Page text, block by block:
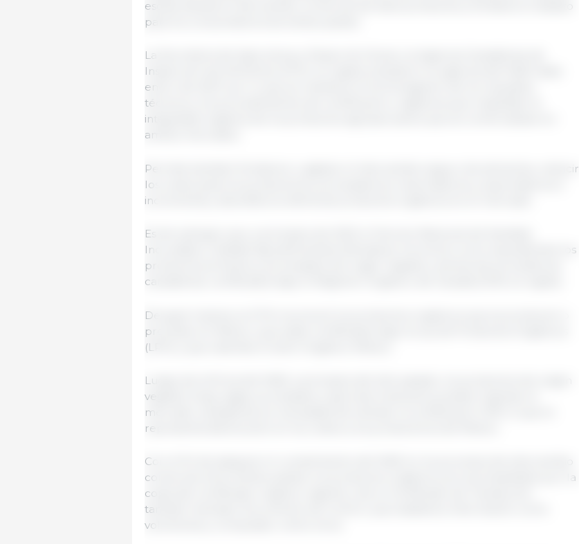
escala, facilita el intercambio comercial de estos productos y fortalece el abasto
para los consumidores de ambos países.
La Secretaría de Agricultura y Desarrollo Rural y la Agencia Canadiense de
Inspección de Alimentos (CFIA, en inglés) ampliaron la vigencia del MdE hasta
enero de 2027, por lo que se mantiene la homologación de los requisitos
técnicos y los procedimientos de certificación y vigilancia que respaldan la
integridad orgánica de los productos agropecuarios que se comercializan en
ambos mercados.
Permite también fortalecer y agilizar el intercambio seguro de alimentos, reducir
los costos para los productores, procesadores, importadores y exportadores e
incrementa y diversifica la oferta de productos orgánicos en el mercado.
Es de subrayar que, a principios de 2023, el Servicio Nacional de Sanidad,
Inocuidad y Calidad Agroalimentaria (Senasica) reconoció como equivalentes los
productos primarios y procesados de origen vegetal y animal de procedencia
canadiense, certificados bajo el Régimen Orgánico de Canadá (COR, en inglés).
De igual manera, la CFIA reconoció los productos orgánicos que se producen o
procesan en México, que están certificados bajo la Ley de Productos Orgánicos
(LPO) y que ostentan el sello Orgánico México.
Luego de la firma del MdE, a principios del año pasado, los productos de origen
vegetal, fungí, algas, procesados y apícolas mexicanos pueden ingresar al
mercado canadiense sin necesidad de tramitar la certificación COR, lo que le
representa disminución en los costos a los productores de México.
Con el fin de asegurar el cumplimiento del MdE en los procesos de intercambio
comercial entre ambos países, los productos orgánicos son acompañados por la
copia del certificado orgánico vigente y de su Certificado de Transacción,
también llamado Documento de Control, que establece información como
volúmenes y comprador, entre otros.